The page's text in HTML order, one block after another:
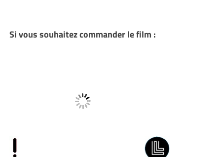
Si vous souhaitez commander le film :